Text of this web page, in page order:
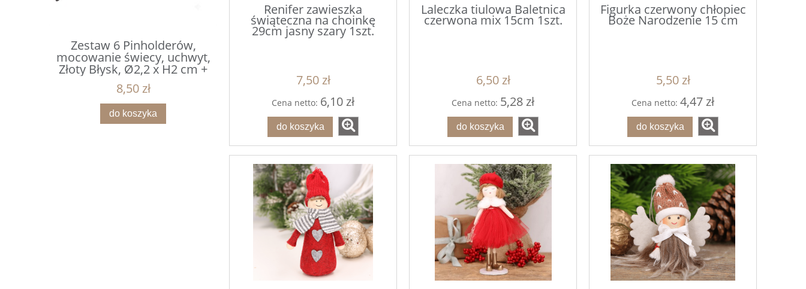
Zestaw 6 Pinholderów,
mocowanie świecy, uchwyt,
Złoty Błysk, Ø2,2 x H2 cm +
Gwóźdź 4 cm
8,50 zł
do koszyka
55,90 zł
2,00 zł
Renifer zawieszka
świąteczna na choinkę
29cm jasny szary 1szt.
7,50 zł
Cena netto: 6,10 zł
do koszyka
Laleczka tiulowa Baletnica
czerwona mix 15cm 1szt.
6,50 zł
Cena netto: 5,28 zł
do koszyka
Figurka czerwony chłopiec
Boże Narodzenie 15 cm
5,50 zł
Cena netto: 4,47 zł
do koszyka